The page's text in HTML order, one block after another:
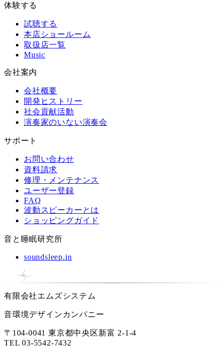
体験する
試聴する
本店ショールーム
取扱店一覧
Music
会社案内
会社概要
開発ヒストリー
社会貢献活動
演奏家のいない演奏会
サポート
お問い合わせ
資料請求
修理・メンテナンス
ユーザー登録
FAQ
波動スピーカーとは
ショッピングガイド
音と睡眠研究所
soundsleep.in
有限会社エムズシステム
音環境デザインカンパニー
〒104-0041 東京都中央区新富 2-1-4
TEL03-5542-7432